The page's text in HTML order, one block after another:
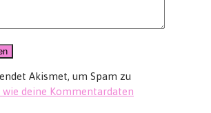
Akismet, um Spam zu
wie deine Kommentardaten